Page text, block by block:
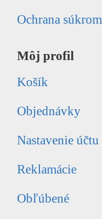
Ochrana
Môj profil
Košík
Objednávky
Nastavenie účtu
Reklamácie
Obľúbené